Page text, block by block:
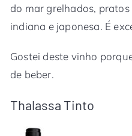
do mar grelhados,
indiana e japonesa. É
Gostei deste vinho
de beber.
Thalassa Tinto